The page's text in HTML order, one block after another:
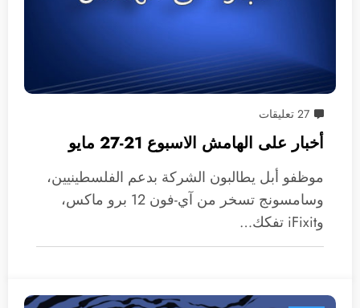
27 تعليقات
أخبار على الهامش الاسبوع 21-27 مايو
موظفو أبل يطالبون الشركة بدعم الفلسطينيين،
وسامسونج تسخر من آي-فون 12 برو ماكس،
وiFixit تفكك…